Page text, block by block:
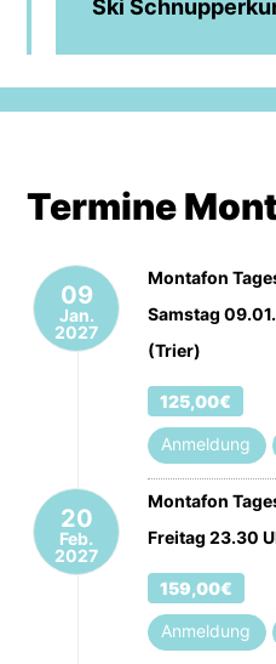
Ski
Termine
09
Jan.
2027
Montafon
Samstag
(Trier)
125,00€
Anmeldung
20
Feb.
2027
Montafon
Freitag 23.30
159,00€
Anmeldung